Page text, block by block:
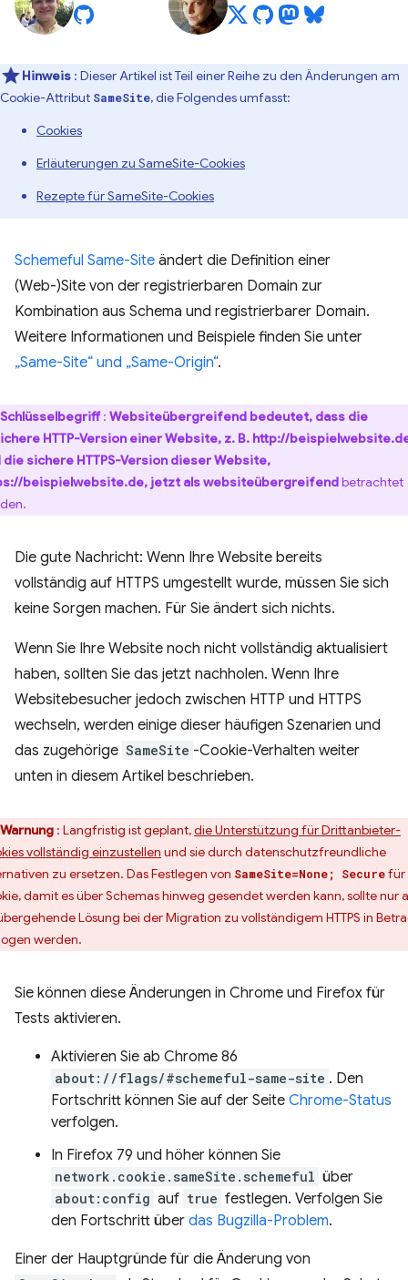
Hinweis : Dieser Artikel ist Teil einer Reihe zu den Änderungen am
Cookie-Attribut SameSite, die Folgendes umfasst:
Cookies
Erläuterungen zu SameSite-Cookies
Rezepte für SameSite-Cookies
Schemeful Same-Site ändert die Definition einer
(Web-)Site von der registrierbaren Domain zur
Kombination aus Schema und registrierbarer Domain.
Weitere Informationen und Beispiele finden Sie unter
„Same-Site“ und „Same-Origin“.
Schlüsselbegriff: Websiteübergreifend bedeutet, dass die
HTTP-Version einer Website, z. B. http://
die sichere HTTPS-Version dieser Website,
://beispielwebsite.de, jetzt als websiteübergreifendbetrachtet
Die gute Nachricht: Wenn Ihre Website bereits
vollständig auf HTTPS umgestellt wurde, müssen Sie sich
keine Sorgen machen. Für Sie ändert sich nichts.
Wenn Sie Ihre Website noch nicht vollständig aktualisiert
haben, sollten Sie das jetzt nachholen. Wenn Ihre
Websitebesucher jedoch zwischen HTTP und HTTPS
wechseln, werden einige dieser häufigen Szenarien und
das zugehörige SameSite -Cookie-Verhalten weiter
unten in diesem Artikel beschrieben.
Warnung : Langfristig ist geplant,die Unterstützung für Drittanbieter-
vollständig einzustellen und sie durch datenschutzfreundliche
zu ersetzen. Das Festlegen von SameSite=None; Securefür
damit es über Schemas hinweg gesendet werden kann, sollte nur
Lösung bei der Migration zu vollständigem HTTPS in
werden.
Sie können diese Änderungen in Chrome und Firefox für
Tests aktivieren.
Aktivieren Sie ab Chrome 86
about://flags/#schemeful-same-site . Den
Fortschritt können Sie auf der Seite Chrome-Status
verfolgen.
In Firefox 79 und höher können Sie
network.cookie.sameSite.schemeful über
about:config auf true festlegen. Verfolgen Sie
den Fortschritt über das Bugzilla-Problem.
Einer der Hauptgründe für die Änderung von